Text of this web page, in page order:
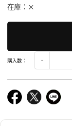
在庫 ×
購入数：